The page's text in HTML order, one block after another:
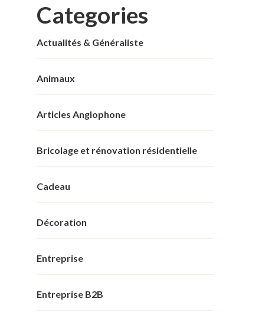
Categories
Actualités & Généraliste
Animaux
Articles Anglophone
Bricolage et rénovation résidentielle
Cadeau
Décoration
Entreprise
Entreprise B2B